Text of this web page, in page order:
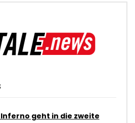
geht in die zweite